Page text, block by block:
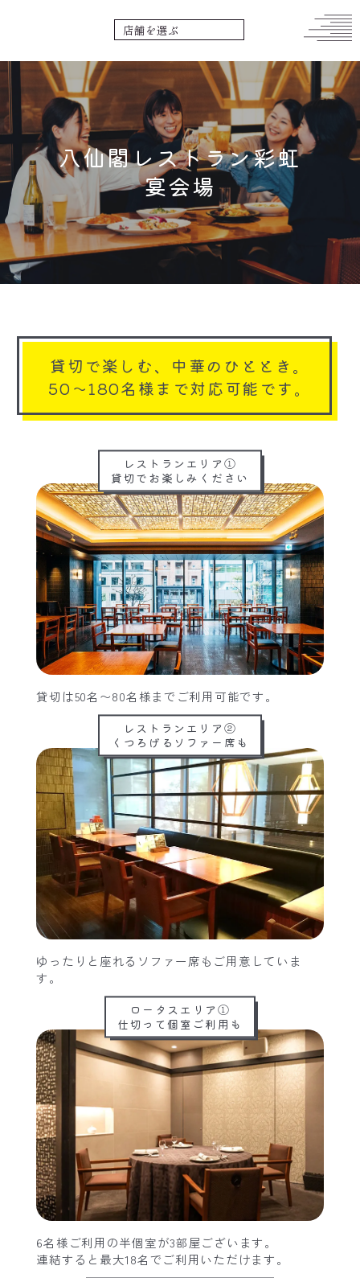
八仙閣レストラン彩虹
宴会場
貸切で楽しむ、中華のひととき。
50〜180名様まで対応可能です。
レストランエリア①
貸切でお楽しみください
貸切は50名〜80名様までご利用可能です。
レストランエリア②
くつろげるソファー席も
ゆったりと座れるソファー席もご用意していま
す。
ロータスエリア①
仕切って個室ご利用も
6名様ご利用の半個室が3部屋ございます。
連結すると最大18名でご利用いただけます。